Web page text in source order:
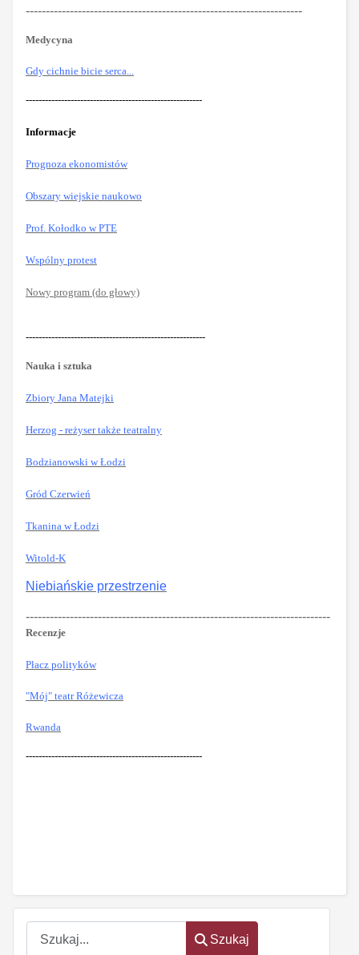
Szukaj
Szukaj
---------------------------------------------------------------------
Medycyna
Gdy cichnie bicie serca...
-------------------------------------------------------
Informacje
Prognoza ekonomistów
Obszary wiejskie naukowo
Prof. Kołodko w PTE
Wspólny protest
Nowy program (do głowy)
--------------------------------------------------------
Nauka i sztuka
Zbiory Jana Matejki
Herzog - reżyser także teatralny
Bodzianowski w Łodzi
Gród Czerwień
Tkanina w Łodzi
Witold-K
Niebiańskie przestrzenie
----------------------------------------------------------------------------
Recenzje
Płacz polityków
"Mój" teatr Różewicza
Rwanda
-------------------------------------------------------